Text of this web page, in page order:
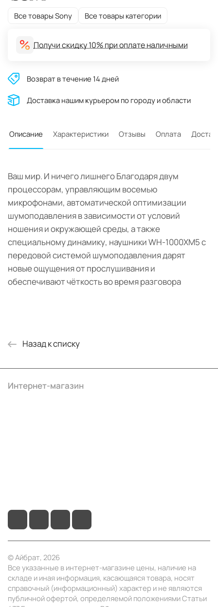
Все товары Sony Все товары категории
Получи скидку 10% при оплате наличными
Возврат в течение 14 дней
Доставĸа нашим ĸурьером по городу и области
Описание Характеристики Отзывы Оплата
Ваш мир. И ничего лишнего Благодаря двум
процессорам, управляющим восемью
микрофонами, автоматической оптимизации
шумоподавления в зависимости от условий
ношения и окружающей среды, а также
специальному динамику, наушники WH-1000XM5 с
передовой системой шумоподавления дарят
новые ощущения от прослушивания и
обеспечивают чёткость во время разговора
Назад к списку
Интернет-магазин
© Айбрат, 2026
Все указанные в интернет-магазине цены, наличие на
складе и иная информация, касающаяся товара, носят
справочный (информационный) характер и не являются
публичной офертой, определяемой положениями Статьи